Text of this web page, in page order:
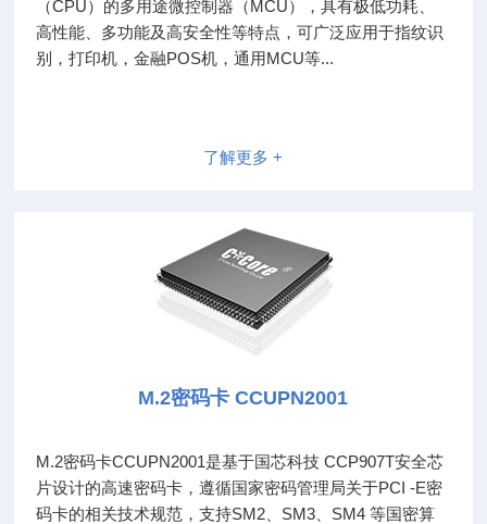
（CPU）的多用途微控制器（MCU），具有极低功耗、
高性能、多功能及高安全性等特点，可广泛应用于指纹识
别，打印机，金融POS机，通用MCU等...
了解更多 +
M.2密码卡 CCUPN2001
M.2密码卡CCUPN2001是基于国芯科技 CCP907T安全芯
片设计的高速密码卡，遵循国家密码管理局关于PCI -E密
码卡的相关技术规范，支持SM2、SM3、SM4 等国密算